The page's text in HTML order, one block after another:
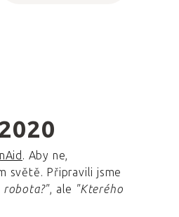
. Aby ne,
světě. Připravili jsme
robota?", ale "Kterého